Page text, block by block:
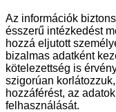
Az információk
ésszerű intézkedést
hozzá eljutott
bizalmas adatként
kötelezettség is
szigorúan
hozzáférést, az
felhasználását.